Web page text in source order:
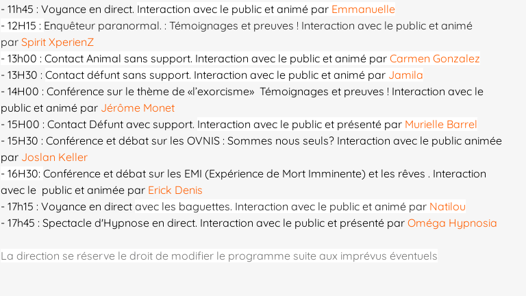
- 11h45 : Voyance en direct. Interaction avec le public et animé par Emmanuelle
- 12H15 : Enquêteur paranormal. : Témoignages et preuves ! Interaction avec le public et animé
par Spirit XperienZ
- 13h00 : Contact Animal sans support. Interaction avec le public et animé par Carmen Gonzalez
- 13H30 : Contact défunt sans support. Interaction avec le public et animé par Jamila
- 14H00 : Conférence sur le thème de «l’exorcisme» Témoignages et preuves ! Interaction avec le
public et animé par Jérôme Monet​​
- 15H00 : Contact Défunt avec support. Interaction avec le public et présenté par Murielle Barrel
- 15H30 : Conférence et débat sur les OVNIS : Sommes nous seuls? Interaction avec le public animée
parJoslan Keller
- 16H30: Conférence et débat sur les EMI (Expérience de Mort Imminente) et les rêves . Interaction
avec le public et animée par Erick Denis
- 17h15 : Voyance en direct avec les baguettes. Interaction avec le public et animé par Natilou
- 17h45 : Spectacle d'Hypnose en direct. Interaction avec le public et présenté par Oméga Hypnosia
La direction se réserve le droit de modifier le programme suite aux imprévus éventuels